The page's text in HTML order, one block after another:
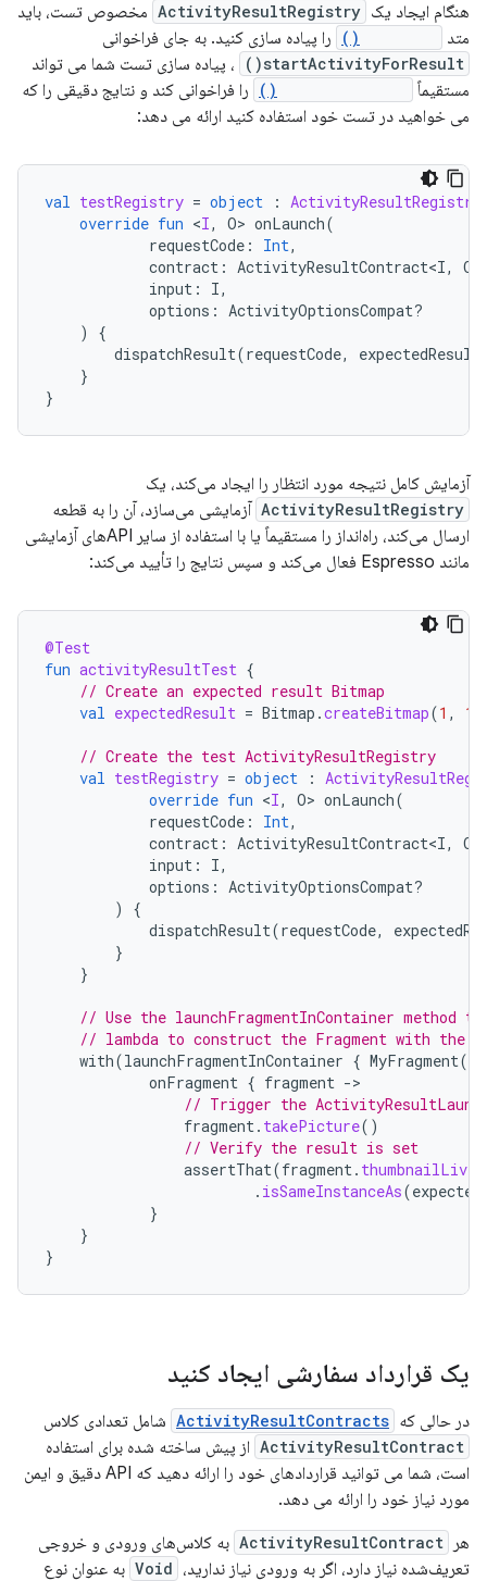
هنگام ایجاد یک ActivityResultRegistry مخصوص تست، باید
متد
را پیاده سازی کنید. به جای فراخوانی
startActivityForResult()
، پیاده سازی تست شما می تواند
مستقیماً
را فراخوانی کند و نتایج دقیقی را که
می خواهید در تست خود استفاده کنید ارائه می دهد:
val testRegistry = object : ActivityResultRegistry
override fun <I, O> onLaunch(
requestCode : Int,
contract : ActivityResultContract<I, O
input : I,
options : ActivityOptionsCompat?
)
{
dispatchResult(requestCode, expectedResult
}
}
آزمایش کامل نتیجه مورد انتظار را ایجاد می‌کند، یک
ActivityResultRegistry آزمایشی می‌سازد، آن را به قطعه
ارسال می‌کند، راه‌انداز را مستقیماً یا با استفاده از سایر APIهای آزمایشی
مانند Espresso فعال می‌کند و سپس نتایج را تأیید می‌کند:
@Test
fun activityResultTest {
// Create an expected result Bitmap
val expectedResult = Bitmap .createBitmap(1 , 1
// Create the test ActivityResultRegistry
val testRegistry = object :
override fun <I, O> onLaunch(
requestCode : Int,
contract : ActivityResultContract<I, O
input : I,
options : ActivityOptionsCompat?
)
{
dispatchResult(requestCode,
}
}
// Use the launchFragmentInContainer method
// lambda to construct the Fragment with the
with(launchFragmentInContainer { MyFragment(
onFragment { fragment -
// Trigger the
fragment. takePicture()
// Verify the result is set
assertThat(fragment.
. isSameInstanceAs(
}
}
}
یک قرارداد سفارشی ایجاد کنید
در حالی که ActivityResultContracts شامل تعدادی کلاس
ActivityResultContract از پیش ساخته شده برای استفاده
است، شما می توانید قراردادهای خود را ارائه دهید که API دقیق و ایمن
مورد نیاز خود را ارائه می دهد.
هر
ActivityResultContract به کلاس‌های ورودی و خروجی
تعریف‌شده نیاز دارد، اگر به ورودی نیاز ندارید، Void به عنوان نوع